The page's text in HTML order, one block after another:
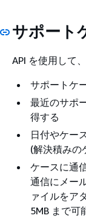
サポート
API を使用して
サポートケ
最近のサポ
得する
日付やケー
(解決積みの
ケースに通
通信にメー
ァイルをア
5MB まで可